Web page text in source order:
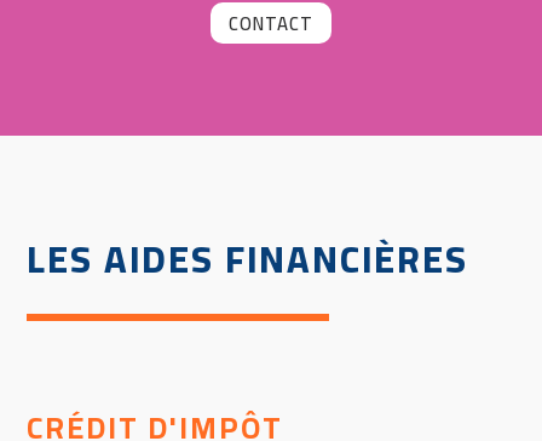
CONTACT
LES AIDES FINANCIÈRES
CRÉDIT D'IMPÔT